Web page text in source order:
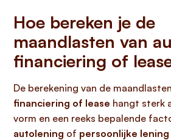
Hoe bereken je de
maandlasten van
financiering of
De berekening van de
financiering of lease hangt sterk
vorm en een reeks bepalende
autolening of persoonlijke lening